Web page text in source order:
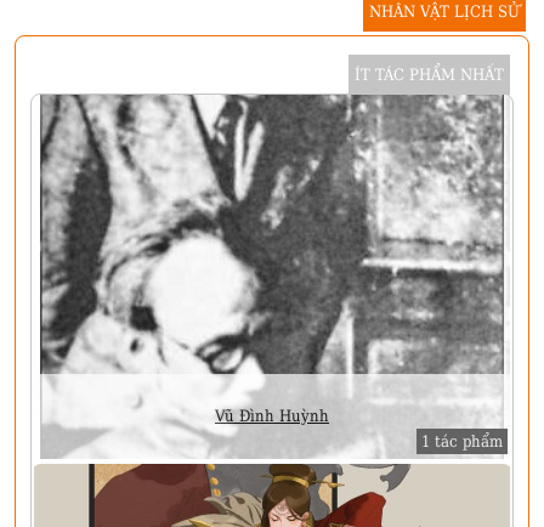
NHÂN VẬT LỊCH SỬ
ÍT TÁC PHẨM NHẤT
Vũ Đình Huỳnh
1 tác phẩm